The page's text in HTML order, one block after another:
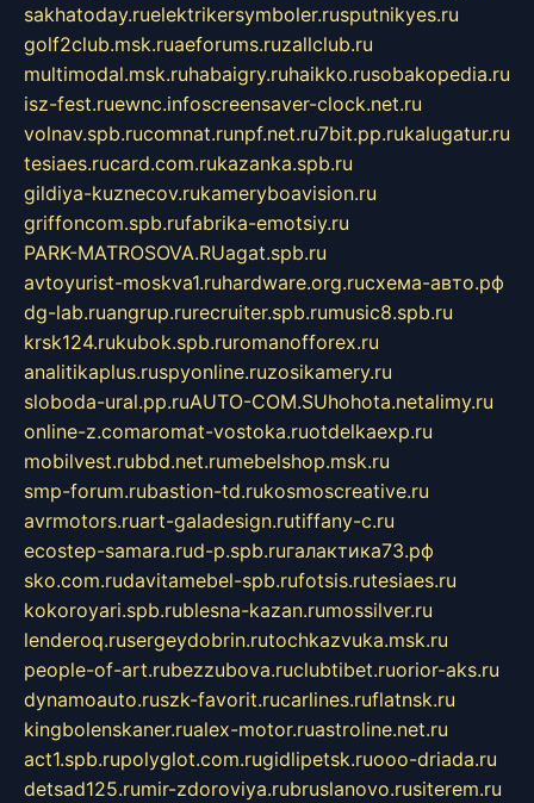
sakhatoday.ruelektrikersymboler.rusputnikyes.ru
golf2club.msk.ruaeforums.ruzallclub.ru
multimodal.msk.ruhabaigry.ruhaikko.rusobakopedia.ru
isz-fest.ruewnc.infoscreensaver-clock.net.ru
volnav.spb.rucomnat.runpf.net.ru7bit.pp.rukalugatur.ru
tesiaes.rucard.com.rukazanka.spb.ru
gildiya-kuznecov.rukameryboavision.ru
griffoncom.spb.rufabrika-emotsiy.ru
PARK-MATROSOVA.RUagat.spb.ru
avtoyurist-moskva1.ruhardware.org.ruсхема-авто.рф
dg-lab.ruangrup.rurecruiter.spb.rumusic8.spb.ru
krsk124.rukubok.spb.ruromanofforex.ru
analitikaplus.ruspyonline.ruzosikamery.ru
sloboda-ural.pp.ruAUTO-COM.SUhohota.netalimy.ru
online-z.comaromat-vostoka.ruotdelkaexp.ru
mobilvest.rubbd.net.rumebelshop.msk.ru
smp-forum.rubastion-td.rukosmoscreative.ru
avrmotors.ruart-galadesign.rutiffany-c.ru
ecostep-samara.rud-p.spb.ruгалактика73.рф
sko.com.rudavitamebel-spb.rufotsis.rutesiaes.ru
kokoroyari.spb.rublesna-kazan.rumossilver.ru
lenderoq.rusergeydobrin.rutochkazvuka.msk.ru
people-of-art.rubezzubova.ruclubtibet.ruorior-aks.ru
dynamoauto.ruszk-favorit.rucarlines.ruflatnsk.ru
kingbolenskaner.rualex-motor.ruastroline.net.ru
act1.spb.rupolyglot.com.rugidlipetsk.ruooo-driada.ru
detsad125.rumir-zdoroviya.rubruslanovo.rusiterem.ru